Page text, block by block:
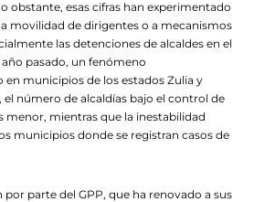
obstante, esas cifras han experimentado
movilidad de dirigentes o a mecanismos
las detenciones de alcaldes en el
pasado, un fenómeno
municipios de los estados Zulia y
el número de alcaldías bajo el control de
menor, mientras que la inestabilidad
municipios donde se registran casos de
parte del GPP, que ha renovado a sus